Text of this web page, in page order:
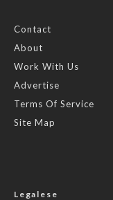
Contact
About
Work With Us
Advertise
Terms Of Service
Site Map
Legalese